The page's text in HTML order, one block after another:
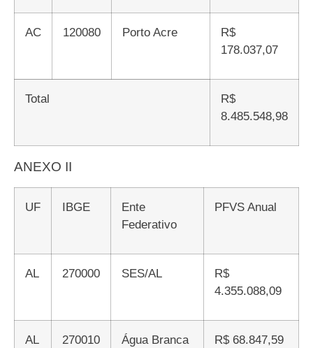
AC 120080 Porto Acre
R$
178.037,07
Total
R$
8.485.548,98
ANEXO II
UF IBGE
Ente
Federativo
PFVS Anual
AL 270000 SES/AL
R$
4.355.088,09
AL 270010 Água Branca R$ 68.847,59